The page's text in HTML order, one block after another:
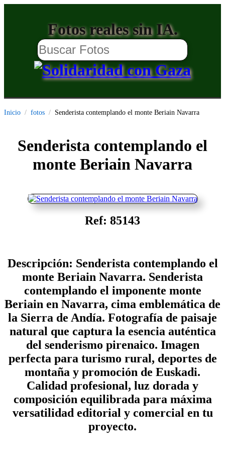
Fotos reales sin IA.
Inicio fotos Senderista contemplando el monte Beriain Navarra
Senderista contemplando el
monte Beriain Navarra
Ref: 85143
Descripción: Senderista contemplando el
monte Beriain Navarra. Senderista
contemplando el imponente monte
Beriain en Navarra, cima emblemática de
la Sierra de Andía. Fotografía de paisaje
natural que captura la esencia auténtica
del senderismo pirenaico. Imagen
perfecta para turismo rural, deportes de
montaña y promoción de Euskadi.
Calidad profesional, luz dorada y
composición equilibrada para máxima
versatilidad editorial y comercial en tu
proyecto.